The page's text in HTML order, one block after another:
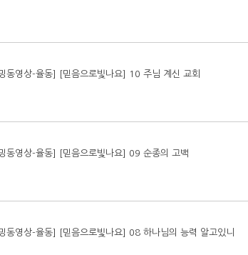
동영상-율동] [믿음으로빛나요] 10 주님 계신 교회
동영상-율동] [믿음으로빛나요] 09 순종의 고백
동영상-율동] [믿음으로빛나요] 08 하나님의 능력 알고있니